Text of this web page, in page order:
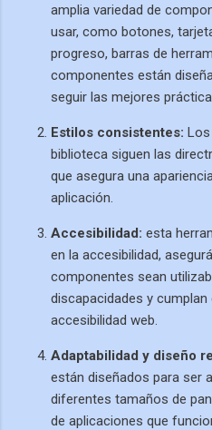
amplia variedad de
usar, como botones,
progreso, barras de
componentes están
seguir las mejores
Estilos consistentes:
biblioteca siguen las
que asegura una
aplicación.
Accesibilidad: esta
en la accesibilidad,
componentes sean
discapacidades y
accesibilidad web.
Adaptabilidad y diseño
están diseñados para ser
diferentes tamaños de
de aplicaciones que